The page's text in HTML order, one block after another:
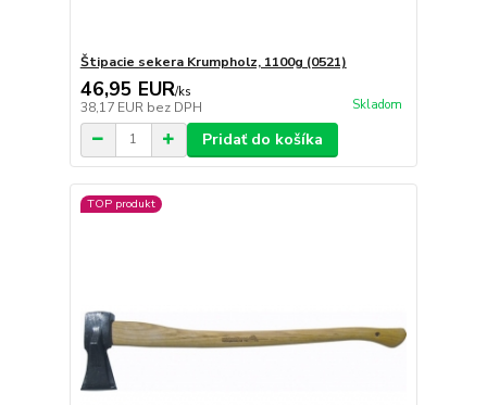
Štipacie sekera Krumpholz, 1100g (0521)
46,95 EUR/ks
38,17 EUR bez DPH Skladom
Pridať do košíka
TOP produkt